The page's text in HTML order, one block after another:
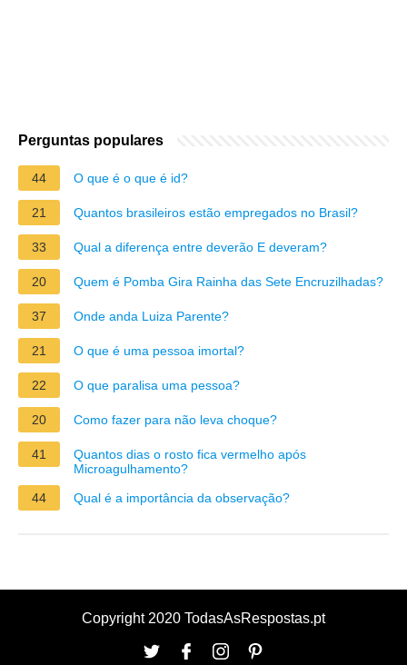
Perguntas populares
44 O que é o que é id?
21 Quantos brasileiros estão empregados no Brasil?
33 Qual a diferença entre deverão E deveram?
20 Quem é Pomba Gira Rainha das Sete Encruzilhadas?
37 Onde anda Luiza Parente?
21 O que é uma pessoa imortal?
22 O que paralisa uma pessoa?
20 Como fazer para não leva choque?
41
Quantos dias o rosto fica vermelho após
Microagulhamento?
44
Qual é a importância da observação?
Copyright 2020 TodasAsRespostas.pt